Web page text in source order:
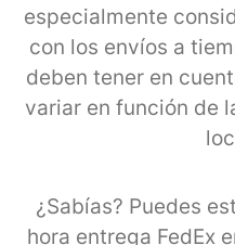
especialmente
con los envíos a
deben tener en
variar en función de
¿Sabías? Puedes
hora entrega FedEx